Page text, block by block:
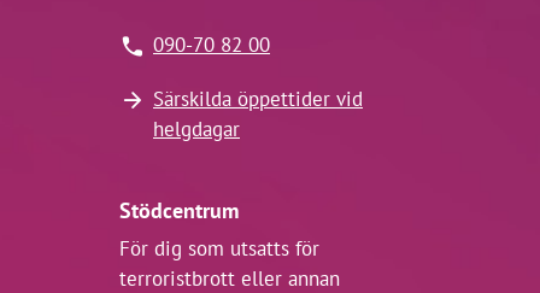
090-70 82 00
Särskilda öppettider vid
helgdagar
Stödcentrum
För dig som utsatts för
terroristbrott eller annan